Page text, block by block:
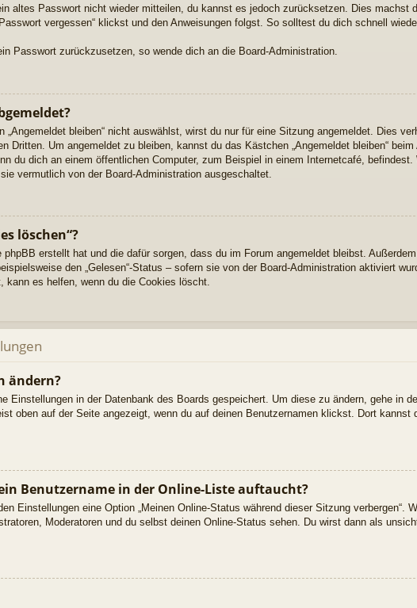
altes Passwort nicht wieder mitteilen, du kannst es jedoch zurücksetzen. Dies machst
vergessen“ klickst und den Anweisungen folgst. So solltest du dich schnell
Passwort zurückzusetzen, so wende dich an die Board-Administration.
bleiben“ nicht auswählst, wirst du nur für eine Sitzung angemeldet. Dies
Dritten. Um angemeldet zu bleiben, kannst du das Kästchen „Angemeldet bleiben“ beim
du dich an einem öffentlichen Computer, zum Beispiel in einem Internetcafé, befindest.
vermutlich von der Board-Administration ausgeschaltet.
löschen“?
erstellt hat und die dafür sorgen, dass du im Forum angemeldet bleibst. Außerdem
den „Gelesen“-Status – sofern sie von der Board-Administration aktiviert
kann es helfen, wenn du die Cookies löscht.
ändern?
Einstellungen in der Datenbank des Boards gespeichert. Um diese zu ändern, gehe in
oben auf der Seite angezeigt, wenn du auf deinen Benutzernamen klickst. Dort kannst
Benutzername in der Online-Liste auftaucht?
Einstellungen eine Option „Meinen Online-Status während dieser Sitzung verbergen“.
Moderatoren und du selbst deinen Online-Status sehen. Du wirst dann als